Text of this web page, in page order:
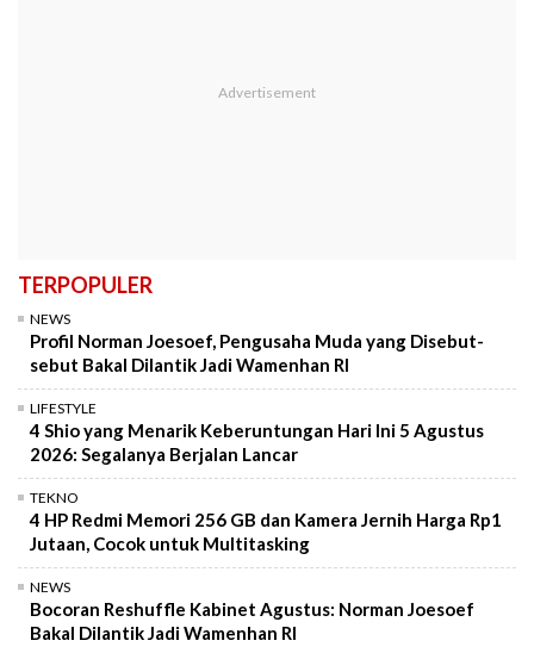
TERPOPULER
NEWS
Profil Norman Joesoef, Pengusaha Muda yang Disebut-
sebut Bakal Dilantik Jadi Wamenhan RI
LIFESTYLE
4 Shio yang Menarik Keberuntungan Hari Ini 5 Agustus
2026: Segalanya Berjalan Lancar
TEKNO
4 HP Redmi Memori 256 GB dan Kamera Jernih Harga Rp1
Jutaan, Cocok untuk Multitasking
NEWS
Bocoran Reshuffle Kabinet Agustus: Norman Joesoef
Bakal Dilantik Jadi Wamenhan RI